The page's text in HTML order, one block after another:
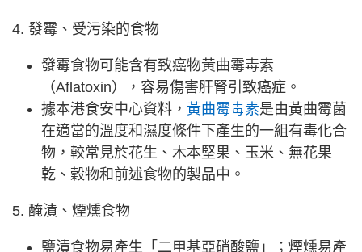
4. 發霉、受污染的食物
發霉食物可能含有致癌物黃曲霉毒素
（Aflatoxin），容易傷害肝腎引致癌症。
據本港食安中心資料， 黃曲霉毒素是由黃曲霉菌
在適當的溫度和濕度條件下產生的一組有毒化合
物，較常見於花生、木本堅果、玉米、無花果
乾、穀物和前述食物的製品中。
5. 醃漬、煙燻食物
鹽漬食物易產生「二甲基亞硝酸鹽」；煙燻易產